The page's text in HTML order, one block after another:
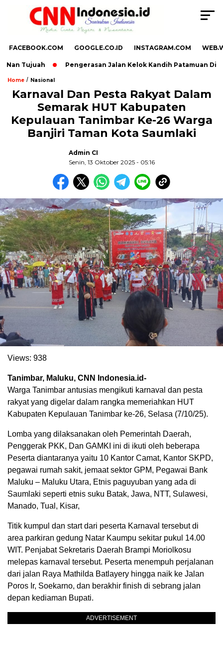
FACEBOOK.COM GOOGLE.CO.ID INSTAGRAM.COM
Tujuah Pengerasan Jalan Kelok Kandih Patamuan
Home / Nasional
Karnaval Dan Pesta Rakyat Dalam
Semarak HUT Kabupaten
Kepulauan Tanimbar Ke-26 Warga
Banjiri Taman Kota Saumlaki
Admin CI
Senin, 13 Oktober 2025 - 05:16
Views: 938
Tanimbar, Maluku, CNN Indonesia.id-
Warga Tanimbar antusias mengikuti karnaval dan pesta
rakyat yang digelar dalam rangka memeriahkan HUT
Kabupaten Kepulauan Tanimbar ke-26, Selasa (7/10/25).
Lomba yang dilaksanakan oleh Pemerintah Daerah,
Penggerak PKK, Dan GAMKI ini di ikuti oleh beberapa
Peserta diantaranya yaitu 10 Kantor Camat, Kantor SKPD,
pegawai rumah sakit, jemaat sektor GPM, Pegawai Bank
Maluku – Maluku Utara, Etnis paguyuban yang ada di
Saumlaki seperti etnis suku Batak, Jawa, NTT, Sulawesi,
Manado, Tual, Kisar,
Titik kumpul dan start dari peserta Karnaval tersebut di
area parkiran gedung Natar Kaumpu sekitar pukul 14.00
WIT. Penjabat Sekretaris Daerah Brampi Moriolkosu
melepas karnaval tersebut. Peserta menempuh perjalanan
dari jalan Raya Mathilda Batlayery hingga naik ke Jalan
Poros Ir, Soekarno, dan berakhir finish di sebrang jalan
depan kediaman Bupati.
ADVERTISEMENT
. Ukuran gambar 480px x 600px